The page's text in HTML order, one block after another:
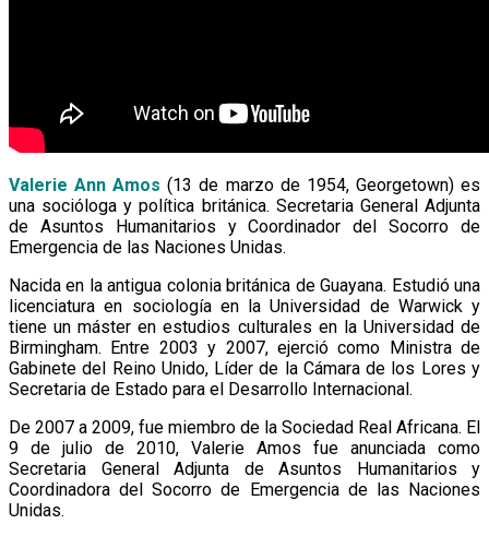
Valerie Ann Amos (13 de marzo de 1954, Georgetown) es
una socióloga y política británica. Secretaria General Adjunta
de Asuntos Humanitarios y Coordinador del Socorro de
Emergencia de las Naciones Unidas.
​Nacida en la antigua colonia británica de Guayana. Estudió una
licenciatura en sociología en la Universidad de Warwick y
tiene un máster en estudios culturales en la Universidad de
Birmingham. Entre 2003 y 2007, ejerció como Ministra de
Gabinete del Reino Unido, Líder de la Cámara de los Lores y
Secretaria de Estado para el Desarrollo Internacional.
​De 2007 a 2009, fue miembro de la Sociedad Real Africana. El
9 de julio de 2010, Valerie Amos fue anunciada como
Secretaria General Adjunta de Asuntos Humanitarios y
Coordinadora del Socorro de Emergencia de las Naciones
Unidas.